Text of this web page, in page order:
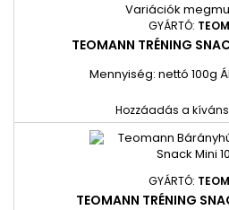
Variációk
GYÁRTÓ:
TEOMANN TRÉNING
Mennyiség: nettó 100g
Hozzáadás a
GYÁRTÓ:
TEOMANN TRÉNING